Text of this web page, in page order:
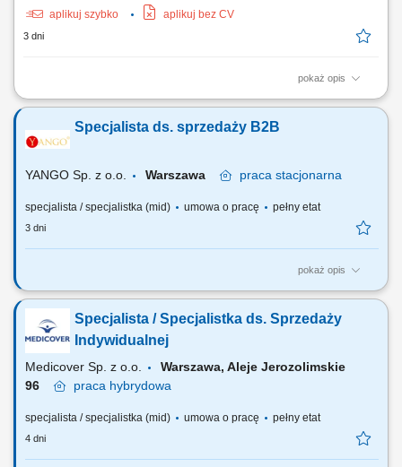
aplikuj szybko
aplikuj bez CV
3 dni
pokaż opis
Zakres obowiązków: Obsługa i rozwój relacji z klientami biznesowymi
handlowe) Aktywna współpraca z partnerami w całej Polsce; Realizacja
planów sprzedażowych; Spotkania i wizyty u klientów; Przygotowywanie
Specjalista ds. sprzedaży B2B
YANGO Sp. z o.o. Warszawa praca stacjonarna
specjalista / specjalistka (mid) umowa o pracę pełny etat
3 dni
pokaż opis
Zakres obowiązków: Aktywna sprzedaż telefoniczna (wychodząca) do
aptek zgodnie z obowiązującymi standardami firmy. Stałe
monitorowanie wyników sprzedaży, analizowanie odchyleń od
przypisanych celów sprzedażowych; Budowanie i utrzymywanie relacji
z kierownikami aptek oraz osobami...
Specjalista / Specjalistka ds. Sprzedaży
Indywidualnej
Medicover Sp. z o.o.
Warszawa, Aleje Jerozolimskie
96
praca hybrydowa
specjalista / specjalistka (mid) umowa o pracę pełny etat
4 dni